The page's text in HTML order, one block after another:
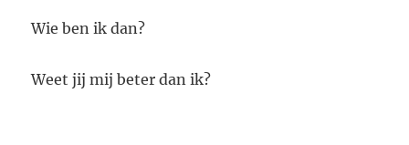
Wie ben ik dan?
Weet jij mij beter dan ik?